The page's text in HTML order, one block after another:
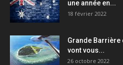
une année en...
18 février 2022
Grande Barrière
vont vous...
26 octobre 2022